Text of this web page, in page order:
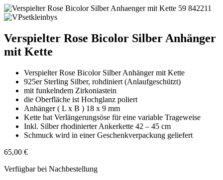
Verspielter Rose Bicolor Silber Anhänger
mit Kette
Verspielter Rose Bicolor Silber Anhänger mit Kette
925er Sterling Silber, rohdiniert (Anlaufgeschützt)
mit funkelndem Zirkoniastein
die Oberfläche ist Hochglanz poliert
Anhänger ( L x B ) 18 x 9 mm
Kette hat Verlängerungsöse für eine variable Trageweise
Inkl. Silber rhodinierter Ankerkette 42 – 45 cm
Schmuck wird in einer Geschenkverpackung geliefert
65,00 €
Verfügbar bei Nachbestellung